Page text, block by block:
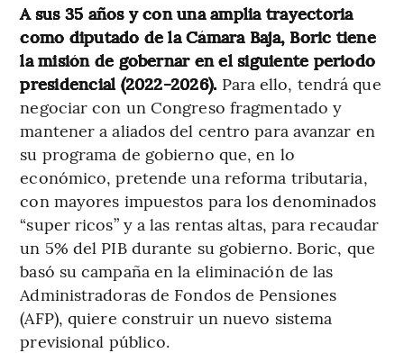
A sus 35 años y con una amplia trayectoria
como diputado de la Cámara Baja, Boric tiene
la misión de gobernar en el siguiente periodo
presidencial (2022-2026). Para ello, tendrá que
negociar con un Congreso fragmentado y
mantener a aliados del centro para avanzar en
su programa de gobierno que, en lo
económico, pretende una reforma tributaria,
con mayores impuestos para los denominados
“super ricos” y a las rentas altas, para recaudar
un 5% del PIB durante su gobierno. Boric, que
basó su campaña en la eliminación de las
Administradoras de Fondos de Pensiones
(AFP), quiere construir un nuevo sistema
previsional público.